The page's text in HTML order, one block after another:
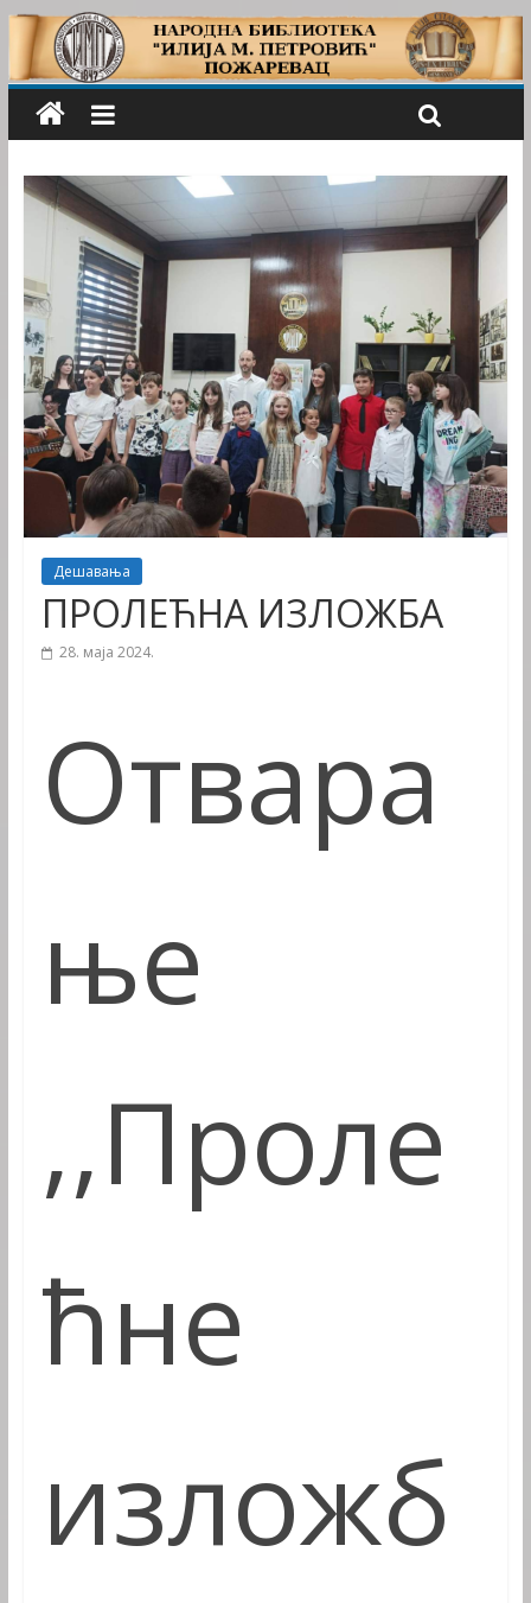
Дешавања
ПРОЛЕЋНА ИЗЛОЖБА
28. маја 2024.
Отвара
ње
,,Проле
ћне
изложб